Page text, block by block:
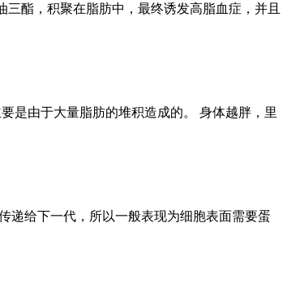
酯，积聚在脂肪中，最终诱发高脂血症，并且
是由于大量脂肪的堆积造成的。 身体越胖，里
递给下一代，所以一般表现为细胞表面需要蛋